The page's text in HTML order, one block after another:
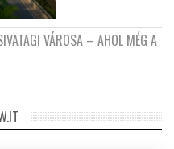
VÁROSA – AHOL MÉG A